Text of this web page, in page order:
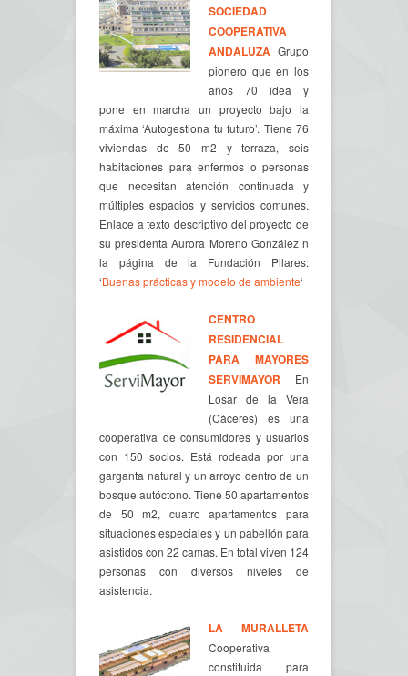
SOCIEDAD
COOPERATIVA
ANDALUZA Grupo
pionero que en los
años 70 idea y
pone en marcha un proyecto bajo la
máxima ‘Autogestiona tu futuro’. Tiene 76
viviendas de 50 m2 y terraza, seis
habitaciones para enfermos o personas
que necesitan atención continuada y
múltiples espacios y servicios comunes.
Enlace a texto descriptivo del proyecto de
su presidenta Aurora Moreno González n
la página de la Fundación Pilares:
‘Buenas prácticas y modelo de ambiente‘
CENTRO
RESIDENCIAL
PARA MAYORES
SERVIMAYOR En
Losar de la Vera
(Cáceres) es una
cooperativa de consumidores y usuarios
con 150 socios. Está rodeada por una
garganta natural y un arroyo dentro de un
bosque autóctono. Tiene 50 apartamentos
de 50 m2, cuatro apartamentos para
situaciones especiales y un pabellón para
asistidos con 22 camas. En total viven 124
personas con diversos niveles de
asistencia.
LA MURALLETA
Cooperativa
constituida para